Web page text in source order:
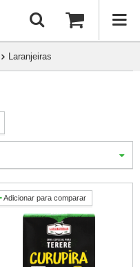
Laranjeiras
Adicionar para comparar